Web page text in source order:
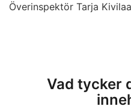
Överinspektör Tarja
Vad tycker